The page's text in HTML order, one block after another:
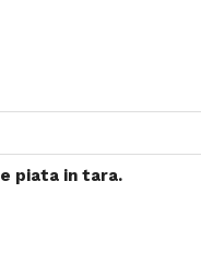
piata in tara.